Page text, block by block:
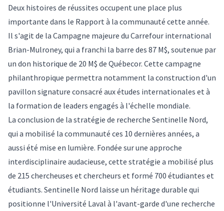
Deux histoires de réussites occupent une place plus
importante dans le Rapport à la communauté cette année.
Il s'agit de la Campagne majeure du Carrefour international
Brian-Mulroney, qui a franchi la barre des 87 M$, soutenue par
un don historique de 20 M$ de Québecor. Cette campagne
philanthropique permettra notamment la construction d'un
pavillon signature consacré aux études internationales et à
la formation de leaders engagés à l'échelle mondiale.
La conclusion de la stratégie de recherche Sentinelle Nord,
qui a mobilisé la communauté ces 10 dernières années, a
aussi été mise en lumière. Fondée sur une approche
interdisciplinaire audacieuse, cette stratégie a mobilisé plus
de 215 chercheuses et chercheurs et formé 700 étudiantes et
étudiants. Sentinelle Nord laisse un héritage durable qui
positionne l'Université Laval à l'avant-garde d'une recherche